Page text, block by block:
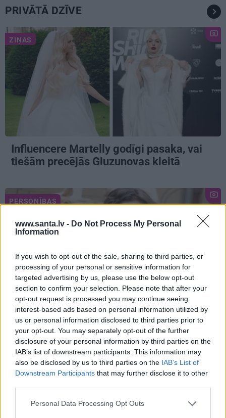
www.santa.lv - Do Not Process My Personal
Information
If you wish to opt-out of the sale, sharing to third parties, or
processing of your personal or sensitive information for
targeted advertising by us, please use the below opt-out
section to confirm your selection. Please note that after your
opt-out request is processed you may continue seeing
interest-based ads based on personal information utilized by
us or personal information disclosed to third parties prior to
your opt-out. You may separately opt-out of the further
disclosure of your personal information by third parties on the
IAB’s list of downstream participants. This information may
also be disclosed by us to third parties on the IAB’s List of
Downstream Participants that may further disclose it to other
Personal Data Processing Opt Outs
PRIVĀTĀ DZĪVE
ZIŅAS
Influencere Martelly godīgi pasaka, vai
tiešām precējās Gluzunovas kleitā
PERSONĪBAS
FOTO: «Man sākās jauna dzīves
dimensija.» Naumova paziņo skaistus
jaunumus ģimenē
MENTĀLĀ VESELĪBA PERSONĪBAS